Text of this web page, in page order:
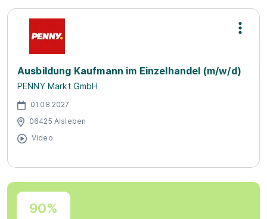
Ausbildung Kaufmann im Einzelhandel (m/w/d)
PENNY Markt GmbH
01.08.2027
06425 Alsleben
Video
90%